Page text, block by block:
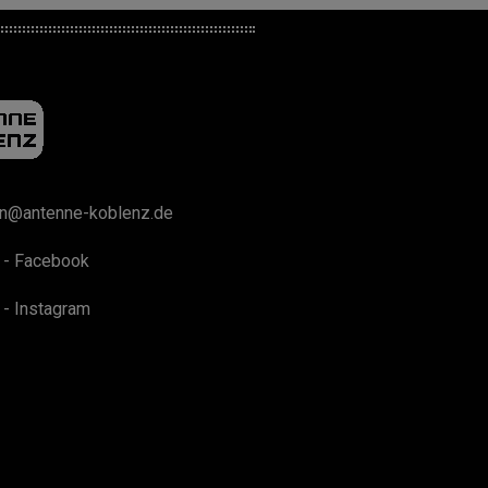
koblenz.de
Facebook
Instagram